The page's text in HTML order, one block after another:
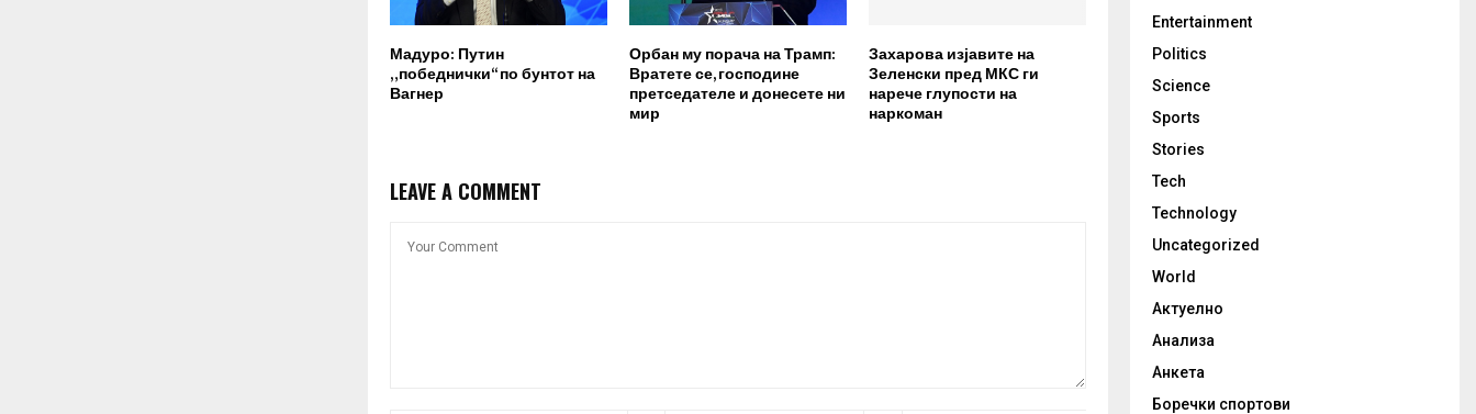
Мадуро: Путин
„победнички“ по бунтот на
Вагнер
Орбан му порача на Трамп:
Вратете се, господине
претседателе и донесете ни
мир
Захарова изјавите на
Зеленски пред МКС ги
нарече глупости на
наркоман
LEAVE A COMMENT
Entertainment
Politics
Science
Sports
Stories
Tech
Technology
Uncategorized
World
Актуелно
Анализа
Анкета
Боречки спортови